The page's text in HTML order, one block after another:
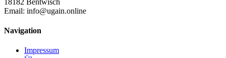
Email: info@ugain.online
Navigation
Impressum